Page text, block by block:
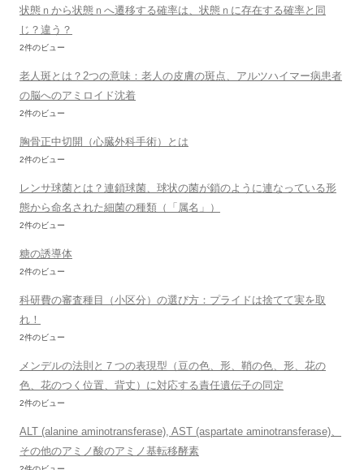
状態ｎから状態ｎへ遷移する確率は、状態ｎに存在する確率と同
じ？違う？
2件のビュー
老人斑とは？2つの意味：老人の皮膚の斑点、アルツハイマー病患者
の脳へのアミロイド沈着
2件のビュー
胸骨正中切開（心臓外科手術）とは
2件のビュー
レンサ球菌とは？連鎖球菌、球状の菌が鎖のように連なっている形
態から命名された細菌の種類（「属名」）
2件のビュー
糖の誘導体
2件のビュー
科研費の審査種目（小区分）の選び方：プライドは捨てて実を取
れ！
2件のビュー
メンデルの法則と７つの表現型（豆の色、形、鞘の色、形、花の
色、花のつく位置、背丈）に対応する責任遺伝子の同定
2件のビュー
ALT (alanine aminotransferase), AST (aspartate aminotransferase)、
その他のアミノ酸のアミノ基転移酵素